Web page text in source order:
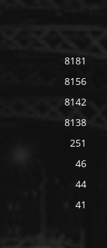
8181
8156
8142
8138
251
46
44
41